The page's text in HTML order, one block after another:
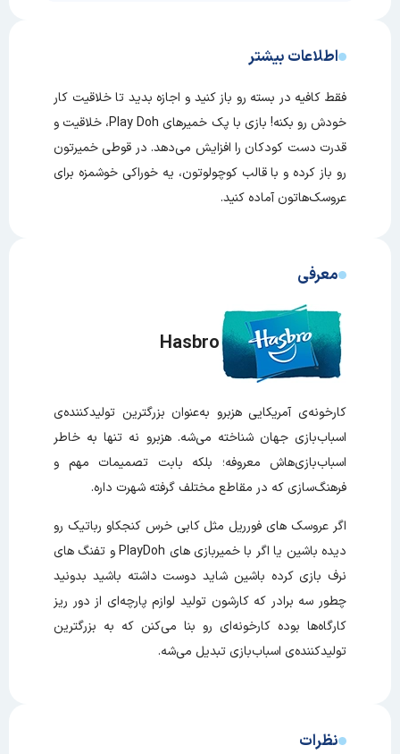
اطلاعات بیشتر
فقط کافیه در بسته رو باز کنید و اجازه بدید تا خلاقیت کار
خودش رو بکنه! بازی با پک خمیرهای Play Doh، خلاقیت و
قدرت دست‌ کودکان را افزایش می‌دهد. در قوطی خمیرتون
رو باز کرده و با قالب کوچولوتون، یه خوراکی خوشمزه برای
عروسک‌هاتون آماده کنید.
معرفی
Hasbro
کارخونه‌ی آمریکایی هزبرو به‌عنوان بزرگترین تولیدکننده‌ی
اسباب‌بازی جهان شناخته می‌شه. هزبرو نه تنها به خاطر
اسباب‌بازی‌هاش معروفه؛ بلکه بابت تصمیمات مهم و
فرهنگ‌سازی که در مقاطع مختلف گرفته شهرت داره.
اگر عروسک های فورریل مثل کابی خرس کنجکاو رباتیک رو
دیده باشین یا اگر با خمیربازی های PlayDoh و تفنگ های
نرف بازی کرده باشین شاید دوست داشته باشید بدونید
چطور سه برادر که کارشون تولید لوازم پارچه‌ای از دور ریز
کارگاه‌‌ها بوده کارخونه‌ای رو بنا می‌کنن که به بزرگترین
تولیدکننده‌ی اسباب‌بازی تبدیل می‌شه.
نظرات